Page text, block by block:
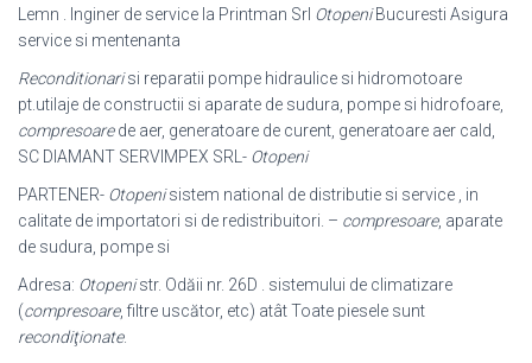
Lemn . Inginer de service la Printman Srl OtopeniBucuresti Asigura
service si mentenanta
Reconditionarisi reparatii pompe hidraulice si hidromotoare
pt.utilaje de constructii si aparate de sudura, pompe si hidrofoare,
compresoarede aer, generatoare de curent, generatoare aer cald,
SC DIAMANT SERVIMPEX SRL- Otopeni
PARTENER- Otopenisistem national de distributie si service , in
calitate de importatori si de redistribuitori. – compresoare, aparate
de sudura, pompe si
Adresa: Otopenistr. Odăii nr. 26D . sistemului de climatizare
(compresoare, filtre uscător, etc) atât Toate piesele sunt
recondiţionate.